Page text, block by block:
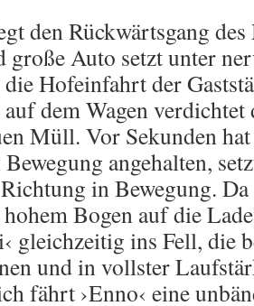
den Rückwärtsgang
große Auto setzt unter
Hofeinfahrt der
auf dem Wagen
Müll. Vor Sekunden
angehalten,
in Bewegung.
Bogen auf die
gleichzeitig ins Fell, die
und in vollster
fährt ›Enno‹ eine